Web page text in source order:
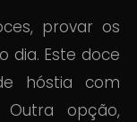
provar os
dia. Este doce
hóstia com
opção,